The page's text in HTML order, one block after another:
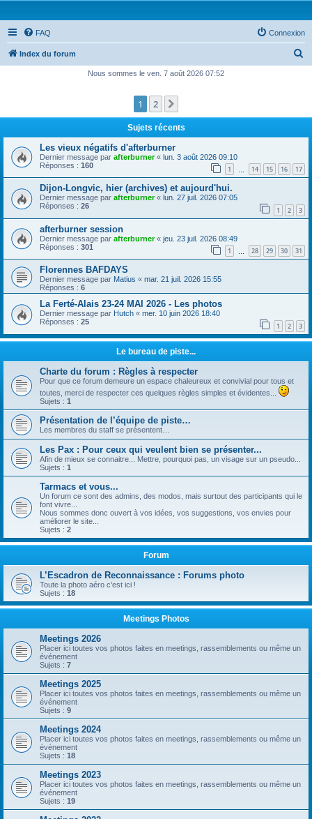
FAQ Connexion
Index du forum
e
r
r
Nous sommes le ven. 7 août 2026 07:52
1 2
Sujets récents
Les vieux négatifs d'afterburner
Dernier message par afterburner« lun. 3 août 2026 09:10
Réponses : 160 1 14 15 16 17
Dijon-Longvic, hier (archives) et aujourd'hui.
Dernier message par afterburner« lun. 27 juil. 2026 07:05
Réponses : 26 1 2 3
afterburner session
Dernier message par afterburner« jeu. 23 juil. 2026 08:49
Réponses : 301 1 28 29 30 31
Florennes BAFDAYS
Dernier message par Matius « mar. 21 juil. 2026 15:55
Réponses : 6
La Ferté-Alais 23-24 MAI 2026 - Les photos
Dernier message par Hutch « mer. 10 juin 2026 18:40
Réponses : 25 1 2 3
Le bureau de piste...
Charte du forum : Règles à respecter
Pour que ce forum demeure un espace chaleureux et convivial pour tous et
toutes, merci de respecter ces quelques règles simples et évidentes...
Sujets : 1
Présentation de l’équipe de piste…
Les membres du staff se présentent…
Les Pax : Pour ceux qui veulent bien se présenter...
Afin de mieux se connaitre... Mettre, pourquoi pas, un visage sur un pseudo...
Sujets : 1
Tarmacs et vous...
Un forum ce sont des admins, des modos, mais surtout des participants qui le
font vivre...
Nous sommes donc ouvert à vos idées, vos suggestions, vos envies pour
améliorer le site...
Sujets : 2
Forum
L’Escadron de Reconnaissance : Forums photo
Toute la photo aéro c'est ici !
Sujets : 18
Meetings Photos
Meetings 2026
Placer ici toutes vos photos faites en meetings, rassemblements ou même un
événement
Sujets : 7
Meetings 2025
Placer ici toutes vos photos faites en meetings, rassemblements ou même un
événement
Sujets : 9
Meetings 2024
Placer ici toutes vos photos faites en meetings, rassemblements ou même un
événement
Sujets : 18
Meetings 2023
Placer ici toutes vos photos faites en meetings, rassemblements ou même un
événement
Sujets : 19